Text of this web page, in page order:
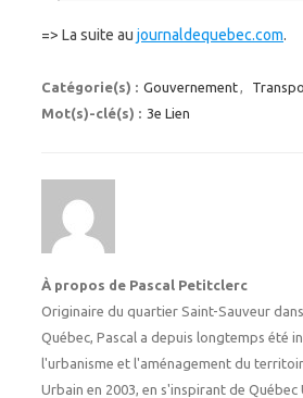
=> La suite au journaldequebec.com.
Catégorie(s) : Gouvernement,
Mot(s)-clé(s) : 3e Lien
À propos de Pascal Petitclerc
Originaire du quartier Saint-Sauveur
Québec, Pascal a depuis longtemps été
l'urbanisme et l'aménagement du
Urbain en 2003, en s'inspirant de